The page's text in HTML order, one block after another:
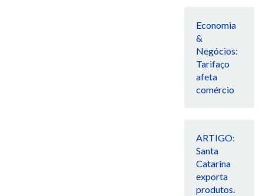
Economia
&
Negócios:
Tarifaço
afeta
comércio
ARTIGO:
Santa
Catarina
exporta
produtos.